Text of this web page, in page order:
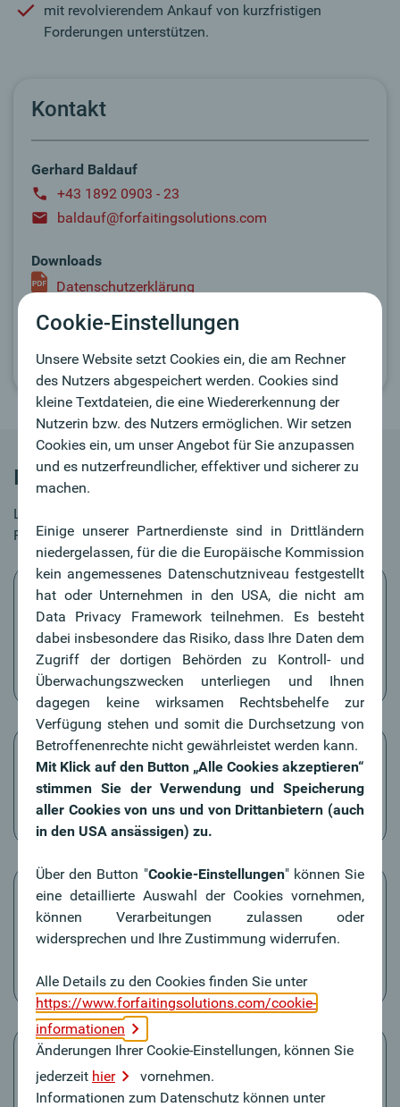
mit revolvierendem Ankauf von kurzfristigen
Forderungen unterstützen.
Kontakt
Gerhard Baldauf
+43 1892 0903 - 23
baldauf@forfaitingsolutions.com
Downloads
Datenschutzerklärung
Ihre Vorteile
Liquiditätsbeschaffung durch den Verkauf von
Forderungen bietet nachfolgende Vorteile:
Kundenforderungen werden zu barem Geld und
Liquiditätsgewinn ohne Belastung der Kreditlinien
mögliche positive Bilanzeffekte
Forderungsmanagements/ Mahnwesens
Cookie-Einstellungen
Unsere Website setzt Cookies ein, die am Rechner
des Nutzers abgespeichert werden. Cookies sind
kleine Textdateien, die eine Wiedererkennung der
Nutzerin bzw. des Nutzers ermöglichen. Wir setzen
Cookies ein, um unser Angebot für Sie anzupassen
und es nutzerfreundlicher, effektiver und sicherer zu
machen.
Einige unserer Partnerdienste sind in Drittländern
niedergelassen, für die die Europäische Kommission
kein angemessenes Datenschutzniveau festgestellt
hat oder Unternehmen in den USA, die nicht am
Data Privacy Framework teilnehmen. Es besteht
dabei insbesondere das Risiko, dass Ihre Daten dem
Zugriff der dortigen Behörden zu Kontroll- und
Überwachungszwecken unterliegen und Ihnen
dagegen keine wirksamen Rechtsbehelfe zur
Verfügung stehen und somit die Durchsetzung von
Betroffenenrechte nicht gewährleistet werden kann.
Mit Klick auf den Button „Alle Cookies akzeptieren“
stimmen Sie der Verwendung und Speicherung
aller Cookies von uns und von Drittanbietern (auch
in den USA ansässigen) zu.
Über den Button "Cookie-Einstellungen" können Sie
eine detaillierte Auswahl der Cookies vornehmen,
können Verarbeitungen zulassen oder
widersprechen und Ihre Zustimmung widerrufen.
Alle Details zu den Cookies finden Sie unter
https://www.forfaitingsolutions.com/cookie-
informationen
Änderungen Ihrer Cookie-Einstellungen, können Sie
jederzeit hier
vornehmen.
Informationen zum Datenschutz können unter